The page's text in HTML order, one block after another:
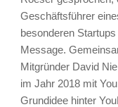
Geschäftsführer
besonderen
Message.
Mitgründer David
im Jahr 2018 mit
Grundidee hinter